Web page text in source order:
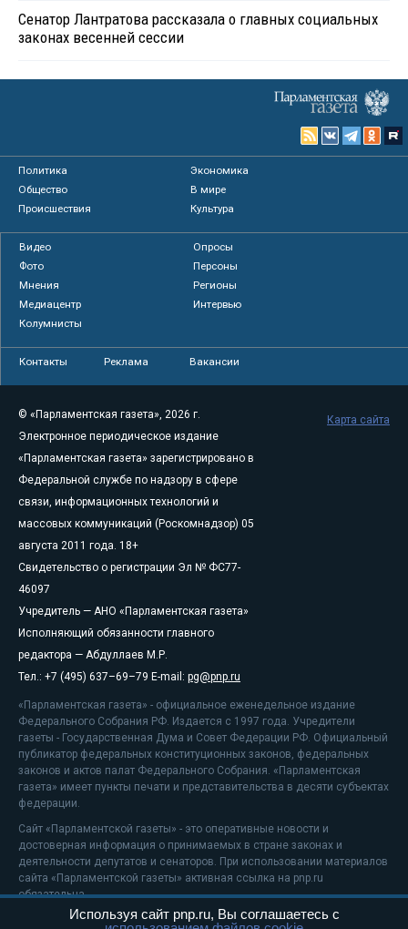
Сенатор Лантратова рассказала о главных социальных
законах весенней сессии
Политика
Экономика
Общество
В мире
Происшествия
Культура
Видео
Опросы
Фото
Персоны
Мнения
Регионы
Медиацентр
Интервью
Колумнисты
Контакты Реклама Вакансии
© «Парламентская газета», 2026 г.
Электронное периодическое издание
«Парламентская газета» зарегистрировано в
Федеральной службе по надзору в сфере
связи, информационных технологий и
массовых коммуникаций (Роскомнадзор) 05
августа 2011 года. 18+
Свидетельство о регистрации Эл № ФС77-
46097
Учредитель — АНО «Парламентская газета»
Исполняющий обязанности главного
редактора — Абдуллаев М.Р.
Тел.: +7 (495) 637–69–79 E-mail: pg@pnp.ru
«Парламентская газета» - официальное еженедельное издание
Федерального Собрания РФ. Издается с 1997 года. Учредители
газеты - Государственная Дума и Совет Федерации РФ. Официальный
публикатор федеральных конституционных законов, федеральных
законов и актов палат Федерального Собрания. «Парламентская
газета» имеет пункты печати и представительства в десяти субъектах
федерации.
Сайт «Парламентской газеты» - это оперативные новости и
достоверная информация о принимаемых в стране законах и
деятельности депутатов и сенаторов. При использовании материалов
сайта «Парламентской газеты» активная ссылка на pnp.ru
обязательна.
На информационном ресурсе применяютсярекомендательные
Карта сайта
Используя сайт pnp.ru, Вы соглашаетесь с